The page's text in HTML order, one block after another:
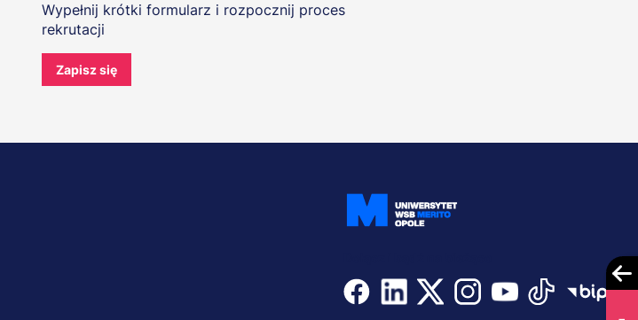
Wypełnij krótki formularz i rozpocznij proces
rekrutacji
Zapisz się